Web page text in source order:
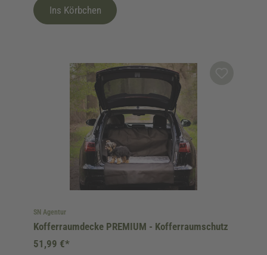
Ins Körbchen
SN Agentur
Kofferraumdecke PREMIUM - Kofferraumschutz
51,99 €*